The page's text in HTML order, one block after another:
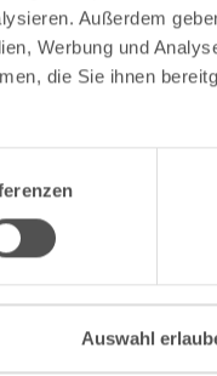
Außerdem
Werbung und
die Sie ihnen
Auswahl
kg. Eigenschaften:
Kundeninformationen
Das POOLSANA-Team